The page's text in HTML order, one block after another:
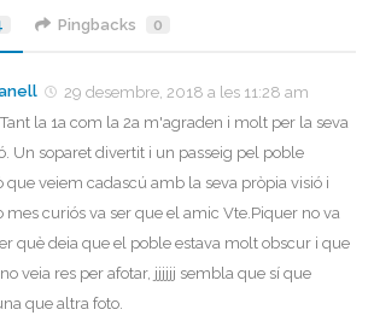
Pingbacks 0
29 desembre, 2018 a les 11:28 am
la 1a com la 2a m'agraden i molt per la seva
Un soparet divertit i un passeig pel poble
que veiem cadascú amb la seva pròpia visió i
mes curiós va ser que el amic Vte.Piquer no va
què deia que el poble estava molt obscur i que
veia res per afotar, jjjjjj sembla que sí que
que altra foto.